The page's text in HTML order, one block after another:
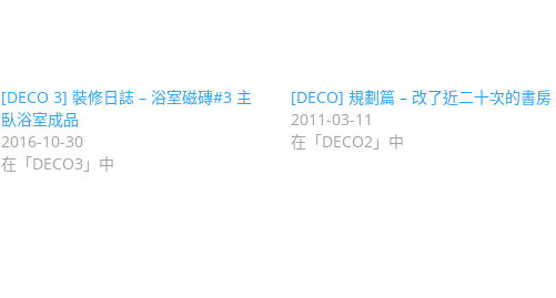
[DECO 3] 裝修日誌 – 浴室磁磚#3 主
臥浴室成品
2016-10-30
在「DECO3」中
[DECO] 規劃篇 – 改了近二十次的書房
2011-03-11
在「DECO2」中